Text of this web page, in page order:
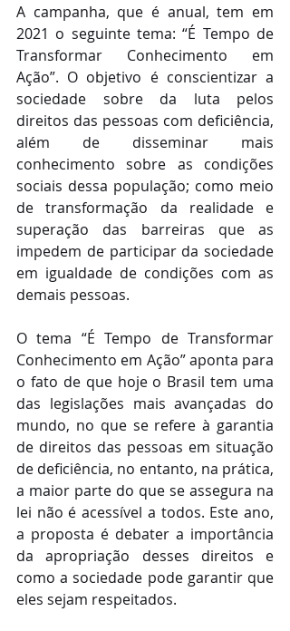
A campanha, que é anual, tem em
2021 o seguinte tema: “É Tempo de
Transformar Conhecimento em
Ação”. O objetivo é conscientizar a
sociedade sobre da luta pelos
direitos das pessoas com deficiência,
além de disseminar mais
conhecimento sobre as condições
sociais dessa população; como meio
de transformação da realidade e
superação das barreiras que as
impedem de participar da sociedade
em igualdade de condições com as
demais pessoas.
O tema “É Tempo de Transformar
Conhecimento em Ação” aponta para
o fato de que hoje o Brasil tem uma
das legislações mais avançadas do
mundo, no que se refere à garantia
de direitos das pessoas em situação
de deficiência, no entanto, na prática,
a maior parte do que se assegura na
lei não é acessível a todos. Este ano,
a proposta é debater a importância
da apropriação desses direitos e
como a sociedade pode garantir que
eles sejam respeitados.